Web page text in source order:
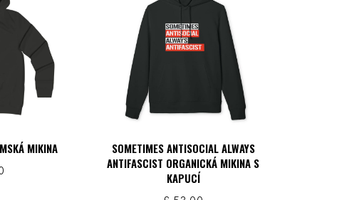
MIKINA
SOMETIMES ANTISOCIAL ALWAYS
ANTIFASCIST ORGANICKÁ MIKINA S
KAPUCÍ